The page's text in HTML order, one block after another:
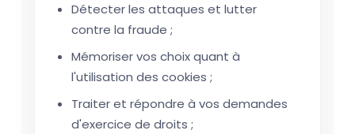
Détecter les attaques et lutter
contre la fraude ;
Mémoriser vos choix quant à
l'utilisation des cookies ;
Traiter et répondre à vos demandes
d'exercice de droits ;